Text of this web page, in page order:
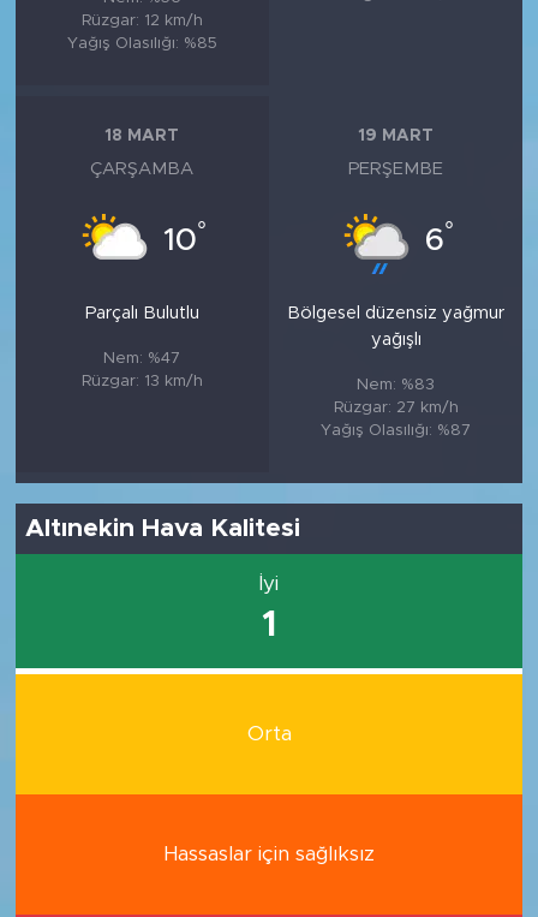
Rüzgar: 12 km/h
Yağış Olasılığı: %85
18 MART
ÇARŞAMBA
10°
Parçalı Bulutlu
Nem: %47
Rüzgar: 13 km/h
19 MART
PERŞEMBE
6°
Bölgesel düzensiz yağmur
yağışlı
Nem: %83
Rüzgar: 27 km/h
Yağış Olasılığı: %87
Altınekin Hava Kalitesi
İyi
1
Orta
Hassaslar için sağlıksız